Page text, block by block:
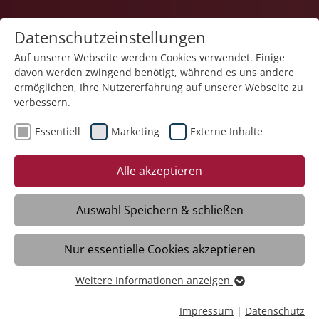
21.01.2026
Wechsel im Amt der
Heimfürsprecher im Haus
der Pflege St. Ulrika
Mengen – Einen Wechsel bei den
Heimfürsprechern gab es kürzlich im
Haus der Pflege St. Ulrika der Stiftung
Liebenau. Bei einem Frühstück wurde
Datenschutzeinstellungen
Auf unserer Webseite werden Cookies verwendet. Einige
davon werden zwingend benötigt, während es uns andere
ermöglichen, Ihre Nutzererfahrung auf unserer Webseite zu
verbessern.
Essentiell Marketing Externe Inhalte
Alle akzeptieren
Auswahl Speichern & schließen
Nur essentielle Cookies akzeptieren
Essentiell
Essentielle Cookies werden für grundlegende Funktionen
Weitere Informationen anzeigen
Impressum | Datenschutz